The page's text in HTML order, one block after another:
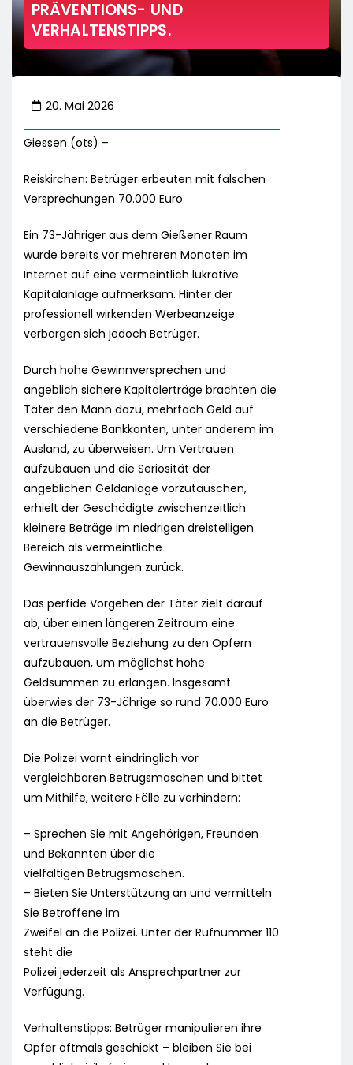
PRÄVENTIONS- UND
VERHALTENSTIPPS.
20. Mai 2026
Giessen (ots) –
Reiskirchen: Betrüger erbeuten mit falschen
Versprechungen 70.000 Euro
Ein 73-Jähriger aus dem Gießener Raum
wurde bereits vor mehreren Monaten im
Internet auf eine vermeintlich lukrative
Kapitalanlage aufmerksam. Hinter der
professionell wirkenden Werbeanzeige
verbargen sich jedoch Betrüger.
Durch hohe Gewinnversprechen und
angeblich sichere Kapitalerträge brachten die
Täter den Mann dazu, mehrfach Geld auf
verschiedene Bankkonten, unter anderem im
Ausland, zu überweisen. Um Vertrauen
aufzubauen und die Seriosität der
angeblichen Geldanlage vorzutäuschen,
erhielt der Geschädigte zwischenzeitlich
kleinere Beträge im niedrigen dreistelligen
Bereich als vermeintliche
Gewinnauszahlungen zurück.
Das perfide Vorgehen der Täter zielt darauf
ab, über einen längeren Zeitraum eine
vertrauensvolle Beziehung zu den Opfern
aufzubauen, um möglichst hohe
Geldsummen zu erlangen. Insgesamt
überwies der 73-Jährige so rund 70.000 Euro
an die Betrüger.
Die Polizei warnt eindringlich vor
vergleichbaren Betrugsmaschen und bittet
um Mithilfe, weitere Fälle zu verhindern:
– Sprechen Sie mit Angehörigen, Freunden
und Bekannten über die
vielfältigen Betrugsmaschen.
– Bieten Sie Unterstützung an und vermitteln
Sie Betroffene im
Zweifel an die Polizei. Unter der Rufnummer 110
steht die
Polizei jederzeit als Ansprechpartner zur
Verfügung.
Verhaltenstipps: Betrüger manipulieren ihre
Opfer oftmals geschickt – bleiben Sie bei